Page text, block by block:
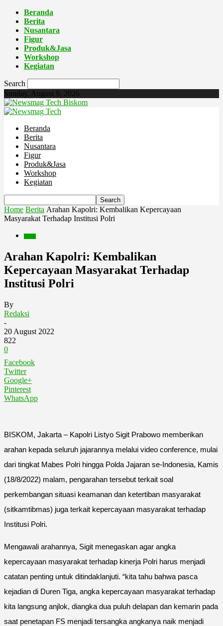
Beranda
Berita
Nusantara
Figur
Produk&Jasa
Workshop
Kegiatan
Search
Sunday, August 9, 2026
Biskom
Beranda
Berita
Nusantara
Figur
Produk&Jasa
Workshop
Kegiatan
Home Berita Arahan Kapolri: Kembalikan Kepercayaan
Masyarakat Terhadap Institusi Polri
Arahan Kapolri: Kembalikan
Kepercayaan Masyarakat Terhadap
Institusi Polri
By
Redaksi
-
20 August 2022
822
0
Facebook
Twitter
Google+
Pinterest
WhatsApp
BISKOM, Jakarta – Kapolri Listyo Sigit Prabowo memberikan
arahan kepada seluruh jajarannya melalui video conference, mulai
dari tingkat Mabes Polri hingga Polda Jajaran se-Indonesia, Kamis
(18/8/2022) malam, pengarahan tersebut terkait soal
perkembangan situasi keamanan dan ketertiban masyarakat
(sitkamtibmas) juga terkait kepercayaan masyarakat terhadap
Institusi Polri.
Mengawali arahannya, Sigit menegaskan agar angka
kepercayaan masyarakat terhadap kinerja Polri harus menjadi
catatan penting untuk ditindaklanjuti. “kita tahu bahwa pasca
kejadian di Duren Tiga, angka kepercayaan masyarakat terhadap
kita langsung anjlok, diangka dua puluh delapan dan kemarin pada
saat penetapan FS menjadi tersangka angkanya naik menjadi